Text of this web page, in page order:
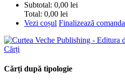
Subtotal: 0,00 lei
Total: 0,00 lei
Vezi coșul Finalizează comanda
Cărți
Cărți după tipologie